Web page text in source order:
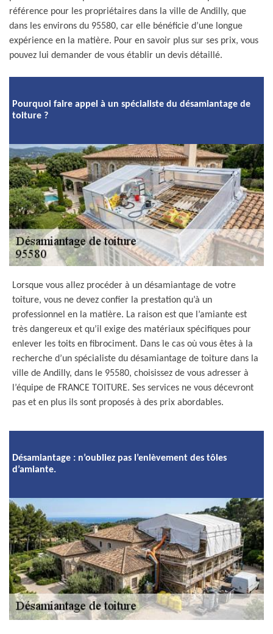
référence pour les propriétaires dans la ville de Andilly, que
dans les environs du 95580, car elle bénéficie d’une longue
expérience en la matière. Pour en savoir plus sur ses prix, vous
pouvez lui demander de vous établir un devis détaillé.
Pourquoi faire appel à un spécialiste du désamiantage de
toiture ?
Lorsque vous allez procéder à un désamiantage de votre
toiture, vous ne devez confier la prestation qu’à un
professionnel en la matière. La raison est que l’amiante est
très dangereux et qu’il exige des matériaux spécifiques pour
enlever les toits en fibrociment. Dans le cas où vous êtes à la
recherche d’un spécialiste du désamiantage de toiture dans la
ville de Andilly, dans le 95580, choisissez de vous adresser à
l’équipe de FRANCE TOITURE. Ses services ne vous décevront
pas et en plus ils sont proposés à des prix abordables.
Désamiantage : n’oubliez pas l’enlèvement des tôles
d’amiante.